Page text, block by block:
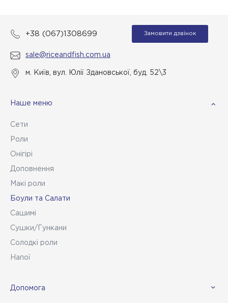
+38 (067)1308699 Замовити дзвінок
sale@riceandfish.com.ua
м. Київ, вул. Юлії Здановської, буд. 52\3
Наше меню
Сети
Роли
Онігірі
Доповнення
Макі роли
Боули та Салати
Сашимі
Сушки/Гункани
Солодкі роли
Напої
Допомога